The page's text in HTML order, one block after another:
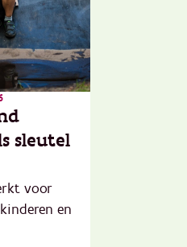
sleutel
voor
en